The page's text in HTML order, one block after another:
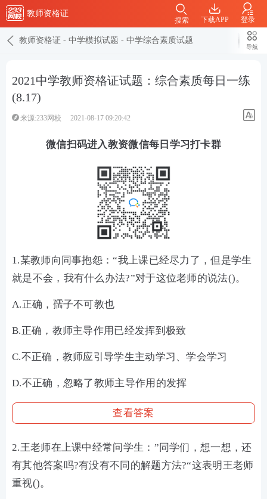
教师资格证
下载APP 登录
搜索
教师资格证 - 中学模拟试题 - 中学综合素质试题
导航
2021中学教师资格证试题：综合素质每日一练
(8.17)
来源:233网校 2021-08-17 09:20:42
微信扫码进入教资微信每日学习打卡群
1.某教师向同事抱怨：“我上课已经尽力了，但是学生
就是不会，我有什么办法?”对于这位老师的说法()。
A.正确，孺子不可教也
B.正确，教师主导作用已经发挥到极致
C.不正确，教师应引导学生主动学习、学会学习
D.不正确，忽略了教师主导作用的发挥
查看答案
2.王老师在上课中经常问学生：”同学们，想一想，还
有其他答案吗?有没有不同的解题方法?“这表明王老师
重视()。